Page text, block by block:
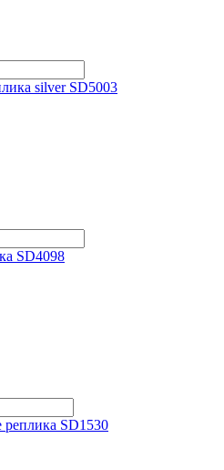
silver SD5003
SD4098
SD1530